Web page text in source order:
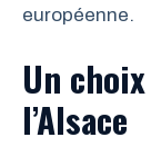
européenne.
Un
l’Alsace